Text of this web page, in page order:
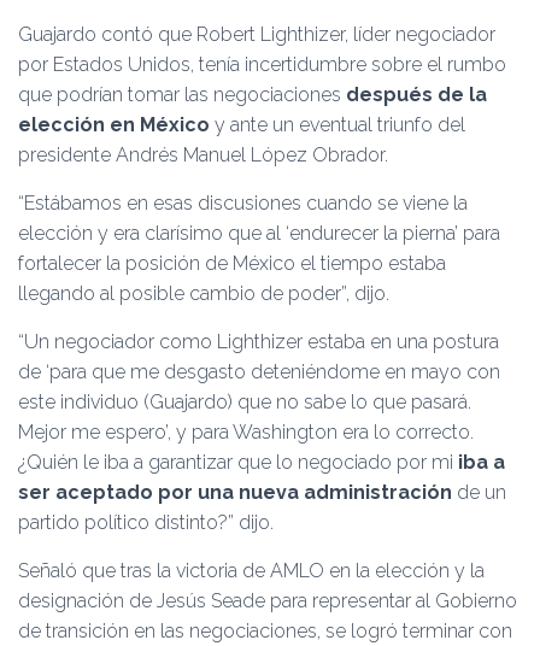
Guajardo contó que Robert Lighthizer, líder negociador
por Estados Unidos, tenía incertidumbre sobre el rumbo
que podrían tomar las negociaciones después de la
elección en México y ante un eventual triunfo del
presidente Andrés Manuel López Obrador.
“Estábamos en esas discusiones cuando se viene la
elección y era clarísimo que al ‘endurecer la pierna’ para
fortalecer la posición de México el tiempo estaba
llegando al posible cambio de poder”, dijo.
“Un negociador como Lighthizer estaba en una postura
de ‘para que me desgasto deteniéndome en mayo con
este individuo (Guajardo) que no sabe lo que pasará.
Mejor me espero’, y para Washington era lo correcto.
¿Quién le iba a garantizar que lo negociado por mi iba a
ser aceptado por una nueva administración de un
partido político distinto?” dijo.
Señaló que tras la victoria de AMLO en la elección y la
designación de Jesús Seade para representar al Gobierno
de transición en las negociaciones, se logró terminar con